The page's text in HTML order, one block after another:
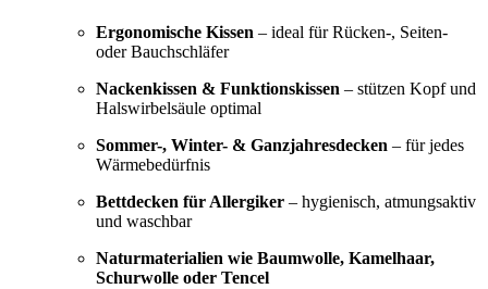
Ergonomische Kissen – ideal für Rücken-, Seiten-
oder Bauchschläfer
Nackenkissen & Funktionskissen – stützen Kopf und
Halswirbelsäule optimal
Sommer-, Winter- & Ganzjahresdecken – für jedes
Wärmebedürfnis
Bettdecken für Allergiker – hygienisch, atmungsaktiv
und waschbar
Naturmaterialien wie Baumwolle, Kamelhaar,
Schurwolle oder Tencel